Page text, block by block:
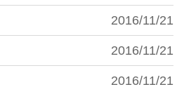
2016/11/21
2016/11/21
2016/11/21